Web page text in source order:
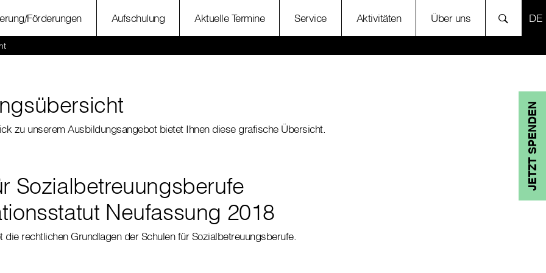
Förderungen Aufschulung Aktuelle Termine Service Aktivitäten Über uns
JETZT SPENDEN
zu unserem Ausbildungsangebot bietet Ihnen diese grafische Übersicht.
Sozialbetreuungsberufe
Neufassung 2018
die rechtlichen Grundlagen der Schulen für Sozialbetreuungsberufe.